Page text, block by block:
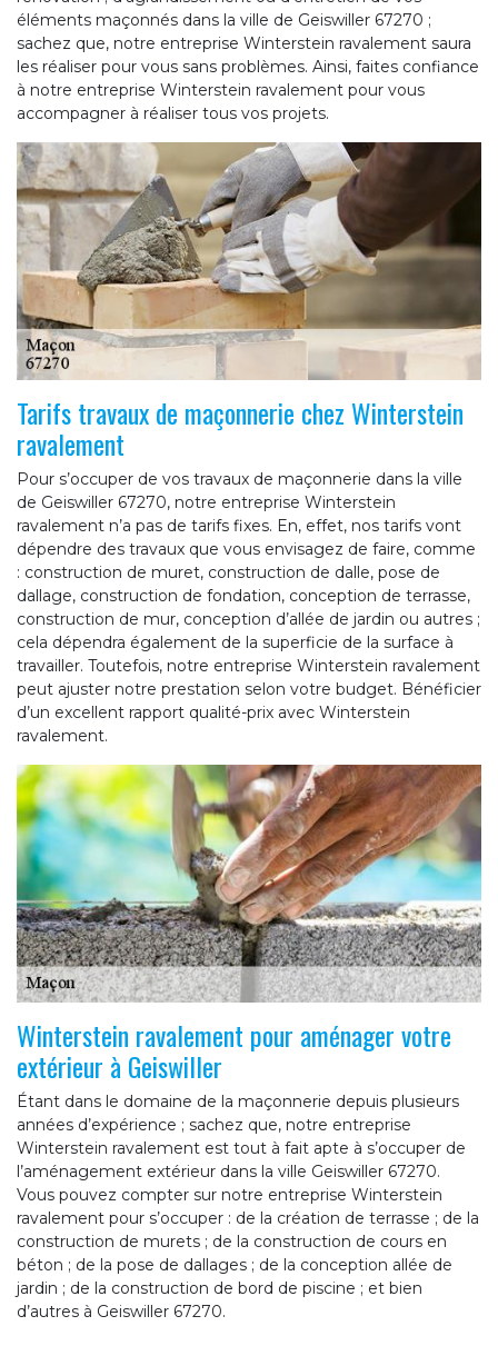
éléments maçonnés dans la ville de Geiswiller 67270 ;
sachez que, notre entreprise Winterstein ravalement saura
les réaliser pour vous sans problèmes. Ainsi, faites confiance
à notre entreprise Winterstein ravalement pour vous
accompagner à réaliser tous vos projets.
Tarifs travaux de maçonnerie chez Winterstein
ravalement
Pour s’occuper de vos travaux de maçonnerie dans la ville
de Geiswiller 67270, notre entreprise Winterstein
ravalement n’a pas de tarifs fixes. En, effet, nos tarifs vont
dépendre des travaux que vous envisagez de faire, comme
: construction de muret, construction de dalle, pose de
dallage, construction de fondation, conception de terrasse,
construction de mur, conception d’allée de jardin ou autres ;
cela dépendra également de la superficie de la surface à
travailler. Toutefois, notre entreprise Winterstein ravalement
peut ajuster notre prestation selon votre budget. Bénéficier
d’un excellent rapport qualité-prix avec Winterstein
ravalement.
Winterstein ravalement pour aménager votre
extérieur à Geiswiller
Étant dans le domaine de la maçonnerie depuis plusieurs
années d’expérience ; sachez que, notre entreprise
Winterstein ravalement est tout à fait apte à s’occuper de
l’aménagement extérieur dans la ville Geiswiller 67270.
Vous pouvez compter sur notre entreprise Winterstein
ravalement pour s’occuper : de la création de terrasse ; de la
construction de murets ; de la construction de cours en
béton ; de la pose de dallages ; de la conception allée de
jardin ; de la construction de bord de piscine ; et bien
d’autres à Geiswiller 67270.